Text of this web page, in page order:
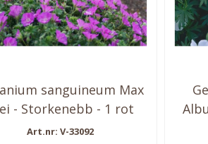
sanguineum Max
- Storkenebb - 1 rot
Art.nr: V-33092